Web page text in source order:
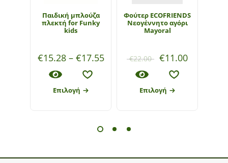
Παιδική μπλούζα
πλεκτή for Funky
kids
€15.28 – €17.55
Επιλογή
Φούτερ ECOFRIENDS
Νεογέννητο αγόρι
Mayoral
€22.00 €11.00
Επιλογή